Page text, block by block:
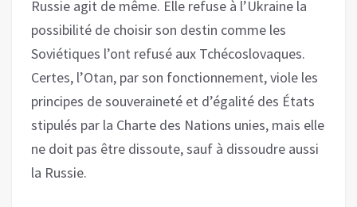
Russie agit de même. Elle refuse à l’Ukraine la
possibilité de choisir son destin comme les
Soviétiques l’ont refusé aux Tchécoslovaques.
Certes, l’Otan, par son fonctionnement, viole les
principes de souveraineté et d’égalité des États
stipulés par la Charte des Nations unies, mais elle
ne doit pas être dissoute, sauf à dissoudre aussi
la Russie.